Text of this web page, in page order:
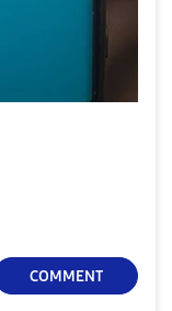
COMMENT